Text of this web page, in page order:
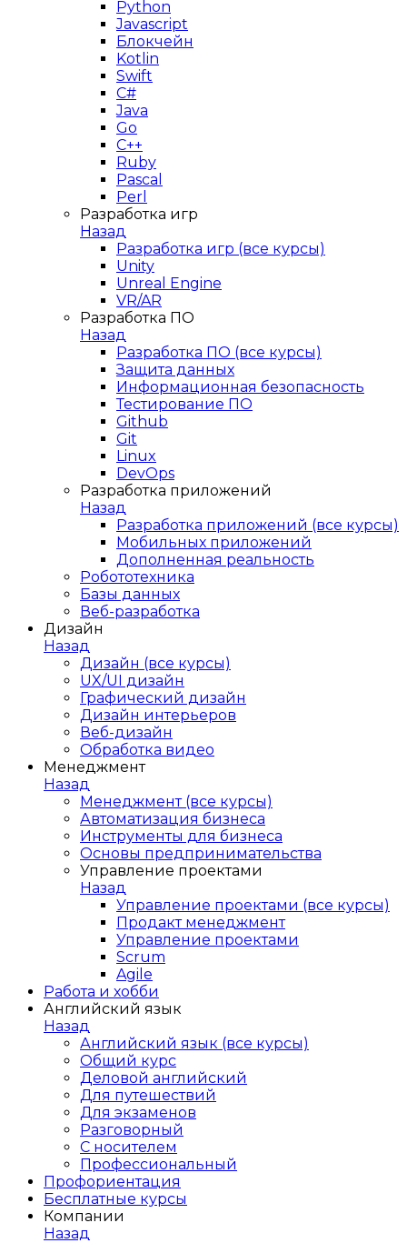
Python
Javascript
Блокчейн
Kotlin
Swift
C#
Java
Go
C++
Ruby
Pascal
Perl
Разработка игр
Назад
Разработка игр (все курсы)
Unity
Unreal Engine
VR/AR
Разработка ПО
Назад
Разработка ПО (все курсы)
Защита данных
Информационная безопасность
Тестирование ПО
Github
Git
Linux
DevOps
Разработка приложений
Назад
Разработка приложений (все курсы)
Мобильных приложений
Дополненная реальность
Робототехника
Базы данных
Веб-разработка
Дизайн
Назад
Дизайн (все курсы)
UX/UI дизайн
Графический дизайн
Дизайн интерьеров
Веб-дизайн
Обработка видео
Менеджмент
Назад
Менеджмент (все курсы)
Автоматизация бизнеса
Инструменты для бизнеса
Основы предпринимательства
Управление проектами
Назад
Управление проектами (все курсы)
Продакт менеджмент
Управление проектами
Scrum
Agile
Работа и хобби
Английский язык
Назад
Английский язык (все курсы)
Общий курс
Деловой английский
Для путешествий
Для экзаменов
Разговорный
С носителем
Профессиональный
Профориентация
Бесплатные курсы
Компании
Назад